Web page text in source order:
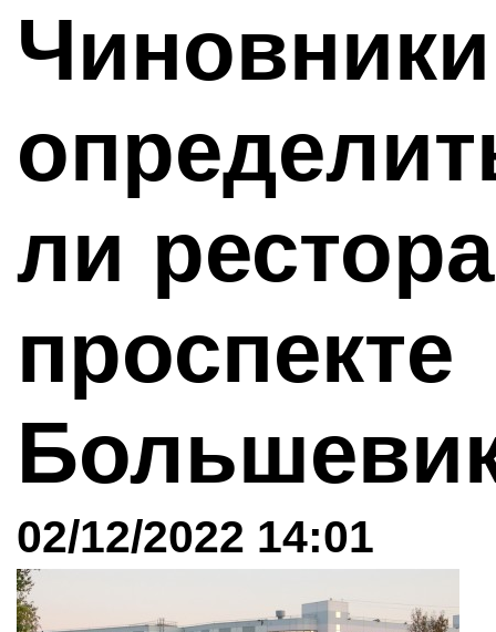
ли
проспекте
02/12/2022 14:01